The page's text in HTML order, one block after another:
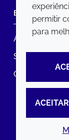
EMPRESA
Annual Report
Sustainability
Croda.com
permitir
para